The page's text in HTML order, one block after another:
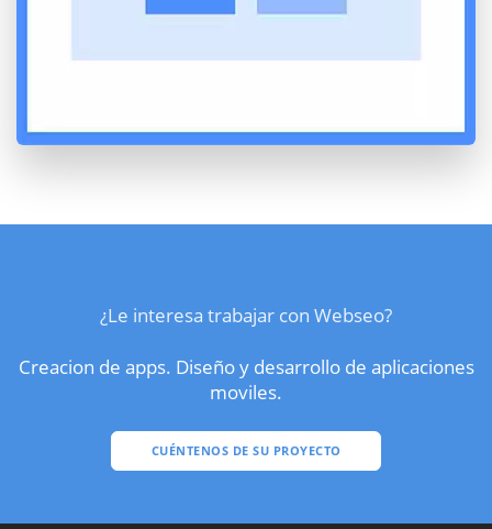
¿Le interesa trabajar con Webseo?
Creacion de apps. Diseño y desarrollo de aplicaciones
moviles.
CUÉNTENOS DE SU PROYECTO